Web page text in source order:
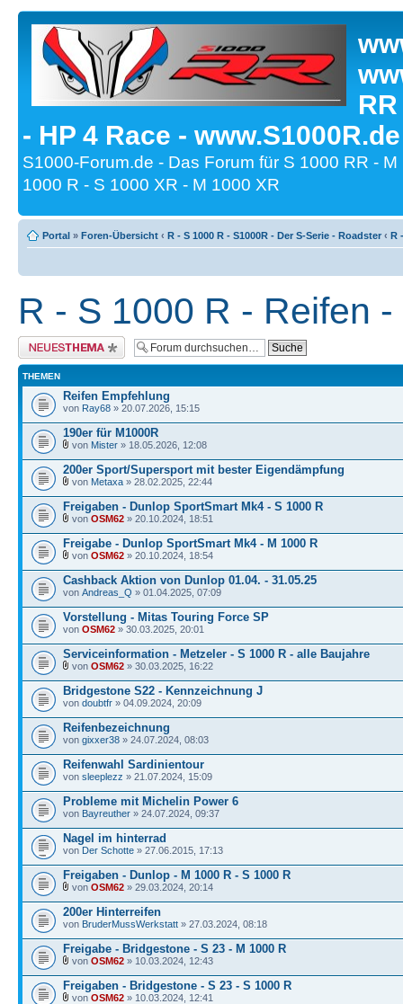
- HP 4 Race -
S1000-Forum.de - Das Forum für S 1000 RR -
1000 R - S 1000 XR - M 1000 XR
Portal » Foren-Übersicht ‹ R - S 1000 R - S1000R - Der S-Serie - Roadster ‹ R
R - S 1000 R - Reifen
Neues Thema erstellen
THEMEN
Reifen Empfehlung
von Ray68 » 20.07.2026, 15:15
190er für M1000R
von Mister » 18.05.2026, 12:08
200er Sport/Supersport mit bester Eigendämpfung
von Metaxa » 28.02.2025, 22:44
Freigaben - Dunlop SportSmart Mk4 - S 1000 R
von OSM62 » 20.10.2024, 18:51
Freigabe - Dunlop SportSmart Mk4 - M 1000 R
von OSM62 » 20.10.2024, 18:54
Cashback Aktion von Dunlop 01.04. - 31.05.25
von Andreas_Q » 01.04.2025, 07:09
Vorstellung - Mitas Touring Force SP
von OSM62 » 30.03.2025, 20:01
Serviceinformation - Metzeler - S 1000 R - alle Baujahre
von OSM62 » 30.03.2025, 16:22
Bridgestone S22 - Kennzeichnung J
von doubtfr » 04.09.2024, 20:09
Reifenbezeichnung
von gixxer38 » 24.07.2024, 08:03
Reifenwahl Sardinientour
von sleeplezz » 21.07.2024, 15:09
Probleme mit Michelin Power 6
von Bayreuther » 24.07.2024, 09:37
Nagel im hinterrad
von Der Schotte » 27.06.2015, 17:13
Freigaben - Dunlop - M 1000 R - S 1000 R
von OSM62 » 29.03.2024, 20:14
200er Hinterreifen
von BruderMussWerkstatt » 27.03.2024, 08:18
Freigabe - Bridgestone - S 23 - M 1000 R
von OSM62 » 10.03.2024, 12:43
Freigaben - Bridgestone - S 23 - S 1000 R
von OSM62 » 10.03.2024, 12:41